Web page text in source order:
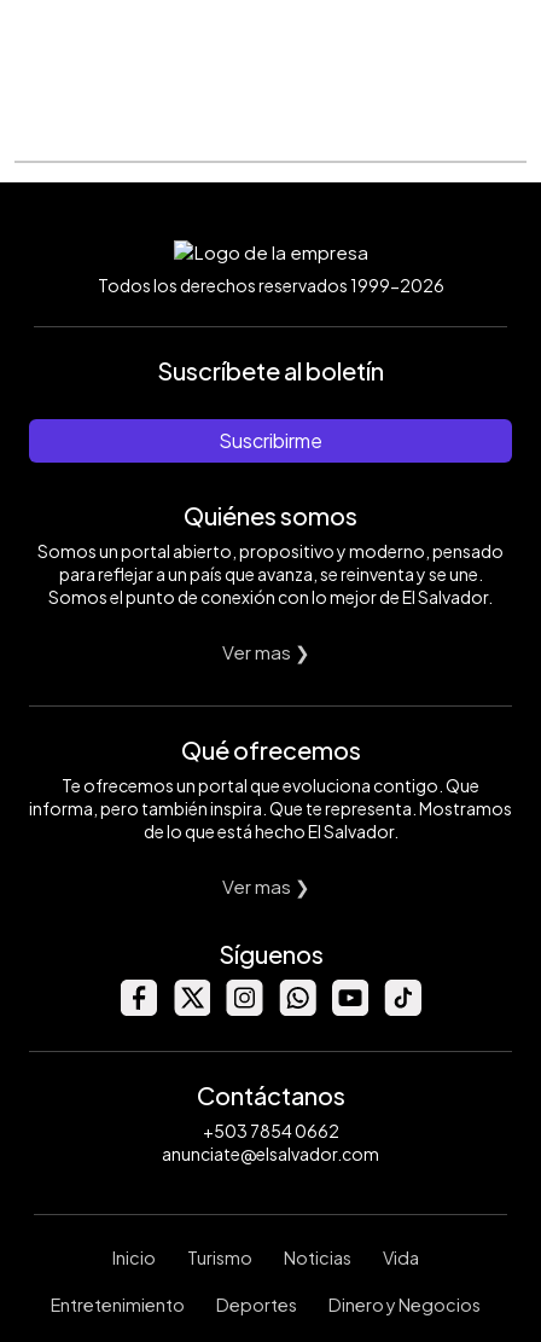
Todos los derechos reservados 1999-2026
Suscríbete al boletín
Suscribirme
Quiénes somos
Somos un portal abierto, propositivo y moderno, pensado
para reflejar a un país que avanza, se reinventa y se une.
Somos el punto de conexión con lo mejor de El Salvador.
Ver mas ❯
Qué ofrecemos
Te ofrecemos un portal que evoluciona contigo. Que
informa, pero también inspira. Que te representa. Mostramos
de lo que está hecho El Salvador.
Ver mas ❯
Síguenos
Contáctanos
+503 7854 0662
anunciate@elsalvador.com
Inicio Turismo Noticias Vida
Entretenimiento Deportes Dinero y Negocios